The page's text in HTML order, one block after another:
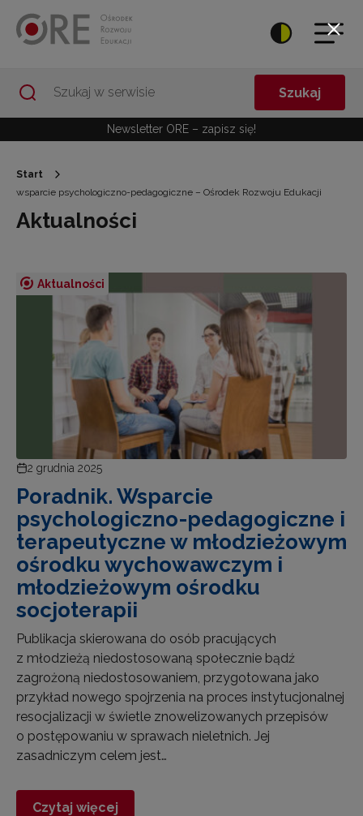
Szukaj
Newsletter ORE – zapisz się!
Start
wsparcie psychologiczno-pedagogiczne – Ośrodek Rozwoju Edukacji
Aktualności
Aktualności
2 grudnia 2025
Poradnik. Wsparcie
psychologiczno-pedagogiczne i
terapeutyczne w młodzieżowym
ośrodku wychowawczym i
młodzieżowym ośrodku
socjoterapii
Publikacja skierowana do osób pracujących
z młodzieżą niedostosowaną społecznie bądź
zagrożoną niedostosowaniem, przygotowana jako
przykład nowego spojrzenia na proces instytucjonalnej
resocjalizacji w świetle znowelizowanych przepisów
o postępowaniu w sprawach nieletnich. Jej
zasadniczym celem jest…
Czytaj więcej